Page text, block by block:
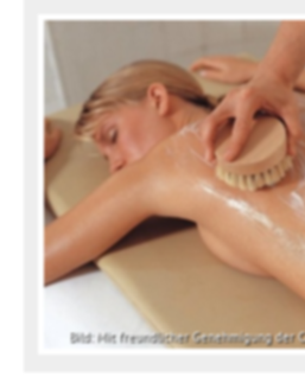
Bild: Mit freundlicher Genehmigung der